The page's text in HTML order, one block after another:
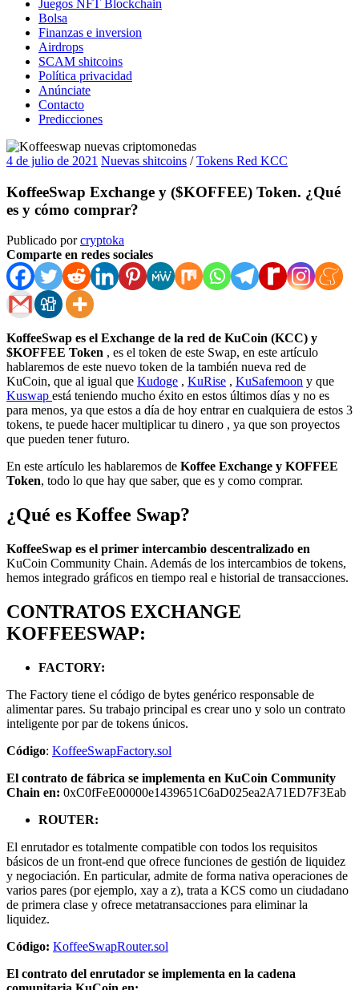
Juegos NFT Blockchain
Bolsa
Finanzas e inversion
Airdrops
SCAM shitcoins
Política privacidad
Anúnciate
Contacto
Predicciones
4 de julio de 2021 Nuevas shitcoins /Tokens Red KCC
KoffeeSwap Exchange y ($KOFFEE) Token. ¿Qué
es y cómo comprar?
Publicado porcryptoka
Comparte en redes sociales
KoffeeSwap es el Exchange de la red de KuCoin (KCC) y
$KOFFEE Token , es el token de este Swap, en este artículo
hablaremos de este nuevo token de la también nueva red de
KuCoin, que al igual que Kudoge , KuRise , KuSafemoon y que
Kuswap está teniendo mucho éxito en estos últimos días y no es
para menos, ya que estos a día de hoy entrar en cualquiera de estos 3
tokens, te puede hacer multiplicar tu dinero , ya que son proyectos
que pueden tener futuro.
En este artículo les hablaremos de Koffee Exchange y KOFFEE
Token, todo lo que hay que saber, que es y como comprar.
¿Qué es Koffee Swap?
KoffeeSwap es el primer intercambio descentralizado en
KuCoin Community Chain. Además de los intercambios de tokens,
hemos integrado gráficos en tiempo real e historial de transacciones.
CONTRATOS EXCHANGE
KOFFEESWAP:
FACTORY:
The Factory tiene el código de bytes genérico responsable de
alimentar pares. Su trabajo principal es crear uno y solo un contrato
inteligente por par de tokens únicos.
Código: KoffeeSwapFactory.sol
El contrato de fábrica se implementa en KuCoin Community
Chain en: 0xC0fFeE00000e1439651C6aD025ea2A71ED7F3Eab
ROUTER:
El enrutador es totalmente compatible con todos los requisitos
básicos de un front-end que ofrece funciones de gestión de liquidez
y negociación. En particular, admite de forma nativa operaciones de
varios pares (por ejemplo, xay a z), trata a KCS como un ciudadano
de primera clase y ofrece metatransacciones para eliminar la
liquidez.
Código: KoffeeSwapRouter.sol
El contrato del enrutador se implementa en la cadena